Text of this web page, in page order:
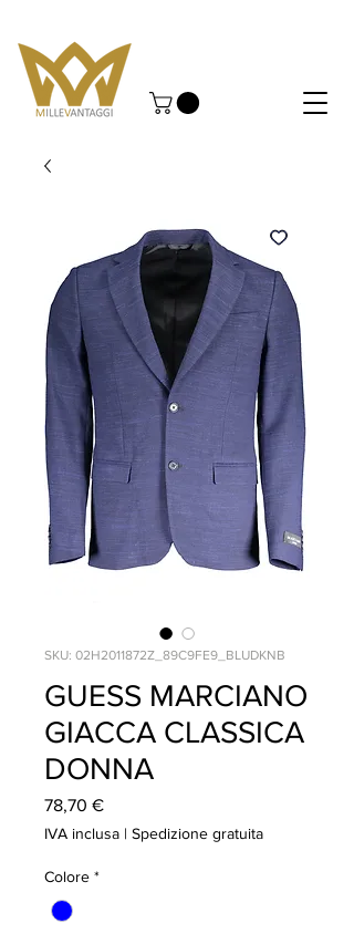
SKU: 02H2011872Z_89C9FE9_BLUDKNB
GUESS MARCIANO
GIACCA CLASSICA
DONNA
78,70 €Prezzo
IVA inclusa | Spedizione gratuita
Colore *